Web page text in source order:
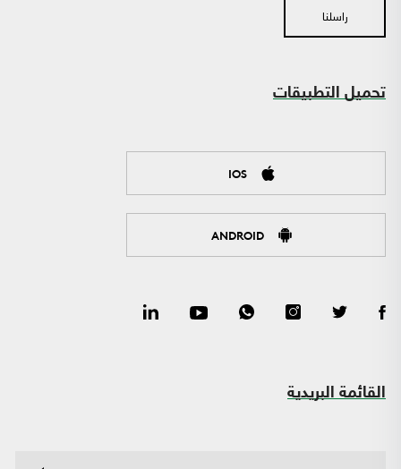
راسلنا
تحميل التطبيقات
IOS
ANDROID
القائمة البريدية